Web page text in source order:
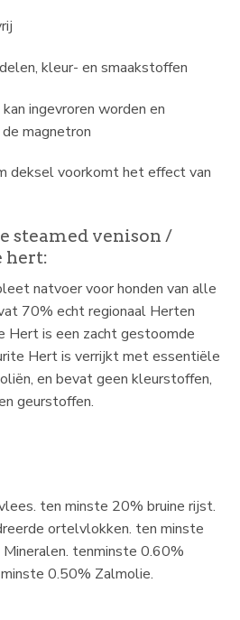
kleur- en smaakstoffen
ingevroren worden en
magnetron
deksel voorkomt het effect van
steamed venison /
hert:
natvoer voor honden van alle
70% echt regionaal Herten
Hert is een zacht gestoomde
Hert is verrijkt met essentiële
en bevat geen kleurstoffen,
geurstoffen.
ten minste 20% bruine rijst.
ortelvlokken. ten minste
tenminste 0.60%
0.50% Zalmolie.